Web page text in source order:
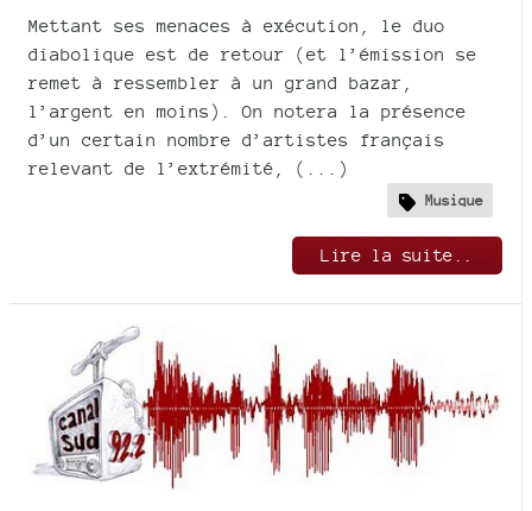
Mettant ses menaces à exécution, le duo
diabolique est de retour (et l’émission se
remet à ressembler à un grand bazar,
l’argent en moins). On notera la présence
d’un certain nombre d’artistes français
relevant de l’extrémité, (...)
Musique
Lire la suite..